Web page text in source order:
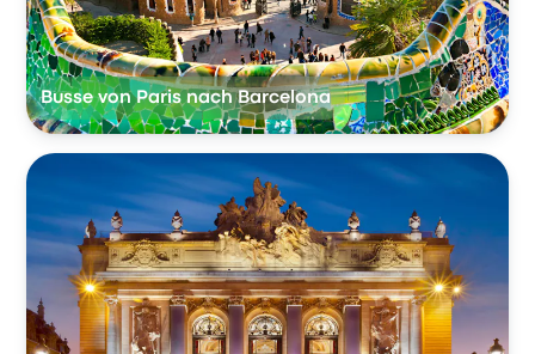
Busse von Paris nach Barcelona